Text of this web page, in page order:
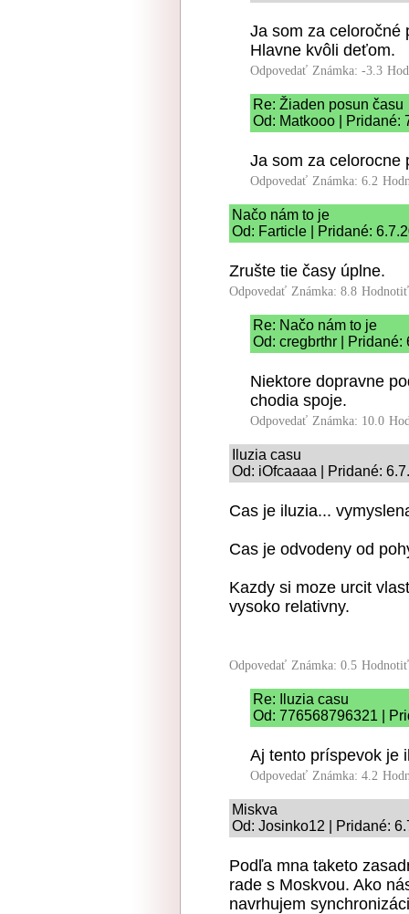
Ja som za celoročné
Hlavne kvôli deťom.
Odpovedať Známka: -3.3
Re: Žiaden posun času
Od: Matkooo | Pridané:
Ja som za celorocne
Odpovedať Známka: 6.2
Načo nám to je
Od: Farticle | Pridané:
Zrušte tie časy úplne.
Odpovedať Známka: 8.8
Re: Načo nám to je
Od: cregbrthr | Pridané:
Niektore dopravne
chodia spoje.
Odpovedať Známka: 10.0
Iluzia casu
Od: iOfcaaaa | Pridané:
Cas je iluzia...
Cas je odvodeny od
Kazdy si moze urcit
vysoko relativny.
Odpovedať Známka: 0.5
Re: Iluzia casu
Od: 776568796321 |
Aj tento príspevok je
Odpovedať Známka: 4.2
Miskva
Od: Josinko12 | Pridané:
Podľa mna taketo
rade s Moskvou. Ako
navrhujem